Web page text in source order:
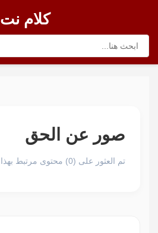
كلام نت
صور عن الحق
تم العثور على (0) محتوى مرتبط بهذا الوسم.